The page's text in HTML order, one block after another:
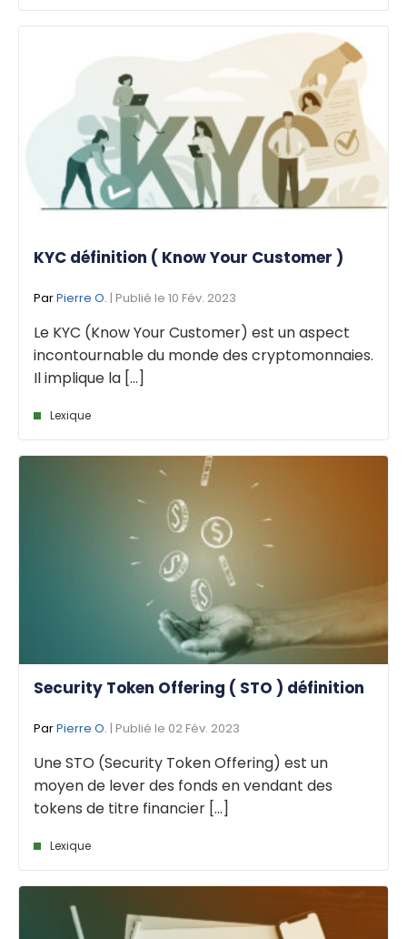
KYC définition ( Know Your Customer )
ParPierre O. | Publié le 10 Fév. 2023
Le KYC (Know Your Customer) est un aspect
incontournable du monde des cryptomonnaies.
Il implique la [...]
Lexique
Security Token Offering ( STO ) définition
ParPierre O. | Publié le 02 Fév. 2023
Une STO (Security Token Offering) est un
moyen de lever des fonds en vendant des
tokens de titre financier [...]
Lexique